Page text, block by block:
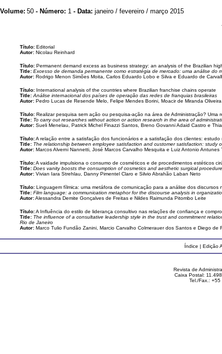
Volume: 50 - Número: 1 - Data: janeiro / fevereiro / março 2015
Título: Editorial
Autor: Nicolau Reinhard
Título: Permanent demand excess as business strategy: an analysis of the Brazilian
Title: Excesso de demanda permanente como estratégia de mercado: uma análise do
Autor: Rodrigo Menon Simões Moita, Carlos Eduardo Lobo e Silva e Eduardo de
Título: International analysis of the countries where Brazilian franchise chains operate
Title: Análise internacional dos países de operação das redes de franquias brasileiras
Autor: Pedro Lucas de Resende Melo, Felipe Mendes Borini, Moacir de Miranda
Título: Realizar pesquisa sem ação ou pesquisa-ação na área de Administração? Uma
Title: To carry out researches without action or action research in the area of
Autor: Sueli Menelau, Patrick Michel Finazzi Santos, Breno Govanni Adaid Castro e
Título:A relação entre a satisfação dos funcionários e a satisfação dos clientes:
Title: The relationship between employee satisfaction and customer satisfaction: study
Autor: Marcos Alverni Nannetti, José Marcos Carvalho Mesquita e Luiz Antonio Antunes
Título:A vaidade impulsiona o consumo de cosméticos e de procedimentos estéticos
Title: Does vanity boosts the consumption of cosmetics and aesthetic surgical
Autor: Vivian Iara Strehlau, Danny Pimentel Claro e Silvio Abrahão Laban Neto
Título: Linguagem fílmica: uma metáfora de comunicação para a análise dos discursos
Title: Film language: a communication metaphor for the discourse analysis in
Autor:Alessandra Demite Gonçalves de Freitas e Nildes Raimunda Pitombo Leite
Título:A Influência do estilo de liderança consultivo nas relações de confiança e
Title: The influence of a consultative leadership style in the trust and commitment
Rio de Janeiro
Autor: Marco Tulio Fundão Zanini, Marcio Carvalho Colmerauer dos Santos e Diego de
Índice | Edição
Revista de
Caixa Postal:
Tel./Fax.: